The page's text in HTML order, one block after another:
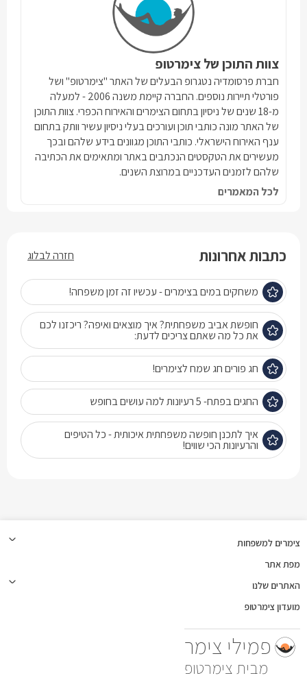
צוות התוכן של צימרטופ
חברת פרסומדיה נטגרופ הבעלים של האתר "צימרטופ" ושל
פורטלי תיירות נוספים. החברה קיימת משנה 2006 - למעלה
מ-18 שנים של ניסיון בתחום הצימרים והאירוח הכפרי. צוות התוכן
של האתר מונה כותבי תוכן ועורכים בעלי ניסיון עשיר וותק בתחום
ענף האירוח הישראלי. כותבי התוכן מגוונים בידע שלהם ובכך
מעשירים את הטקסטים הנכתבים באתר ומתאימים את הכתיבה
שלהם לזמנים העדכניים במרוצת השנים.
לכל המאמרים
כתבות אחרונות
משחקים במים בצימרים - עכשיו זה זמן משפחה!
חופשת אביב משפחתית? איך מוצאים ואיפה? ריכזנו לכם
את כל מה שאתם צריכים לדעת:
חג פורים חג שמח לצימרים!
החגים בפתח- 5 רעיונות למה עושים בחופש
איך לתכנן חופשה משפחתית איכותית - כל הטיפים
והרעיונות הכי שווים!
חזרה לבלוג
פמילי צימר
צימרטופ
צימרים למשפחות
מפת אתר
האתרים שלנו
מועדון צימרטופ